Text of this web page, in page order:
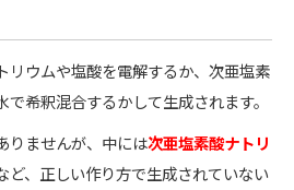
リウムや塩酸を電解するか、次亜塩素
希釈混合するかして生成されます。
りませんが、中には次亜塩素酸ナトリ
ど、正しい作り方で生成されていない